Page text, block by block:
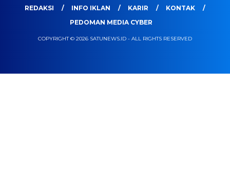
REDAKSI INFO IKLAN KARIR
KONTAK
PEDOMAN MEDIA CYBER
COPYRIGHT © 2026 SATUNEWS.ID - ALL RIGHTS RESERVED